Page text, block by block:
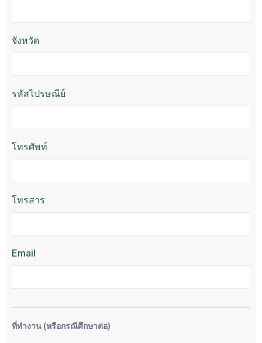
จังหวัด
รหัสไปรษณีย์
โทรศัพท์
โทรสาร
Email
ที่ทำงาน (หรือกรณีศึกษาต่อ)